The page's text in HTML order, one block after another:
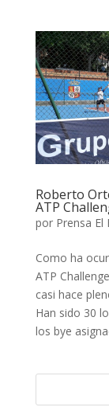
Roberto
ATP
por Prensa El
Como ha
ATP
casi hace
Han sido 30
los bye